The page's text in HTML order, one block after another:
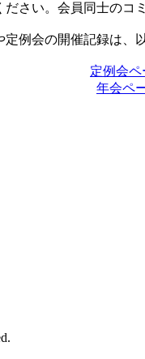
さい。会員同士のコ
定例会の開催記録は、
定例会
年会ペ